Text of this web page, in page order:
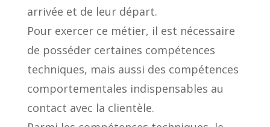
arrivée et de leur départ.
Pour exercer ce métier, il est nécessaire
de posséder certaines compétences
techniques, mais aussi des compétences
comportementales indispensables au
contact avec la clientèle.